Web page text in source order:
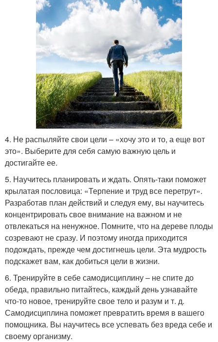
4. Не распыляйте свои цели – «хочу это и то, а еще вот
это». Выберите для себя самую важную цель и
достигайте ее.
5. Научитесь планировать и ждать. Опять-таки поможет
крылатая пословица: «Терпение и труд все перетрут».
Разработав план действий и следуя ему, вы научитесь
концентрировать свое внимание на важном и не
отвлекаться на ненужное. Помните, что на дереве плоды
созревают не сразу. И поэтому иногда приходится
подождать, прежде чем достигнешь цели. Эта мудрость
подскажет вам, как добиться цели в жизни.
6. Тренируйте в себе самодисциплину – не спите до
обеда, правильно питайтесь, каждый день узнавайте
что-то новое, тренируйте свое тело и разум и т. д.
Самодисциплина поможет превратить время в вашего
помощника. Вы научитесь все успевать без вреда себе и
своему организму.